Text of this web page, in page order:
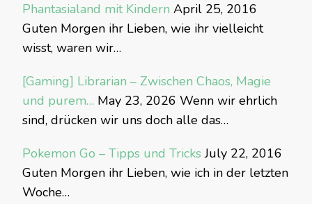
Phantasialand mit Kindern April 25, 2016
Guten Morgen ihr Lieben, wie ihr vielleicht
wisst, waren wir…
[Gaming] Librarian – Zwischen Chaos, Magie
und purem… May 23, 2026 Wenn wir ehrlich
sind, drücken wir uns doch alle das…
Pokemon Go – Tipps und Tricks July 22, 2016
Guten Morgen ihr Lieben, wie ich in der letzten
Woche…